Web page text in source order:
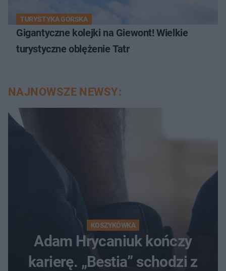
TURYSTYKA GÓRSKA
Gigantyczne kolejki na Giewont! Wielkie
turystyczne oblężenie Tatr
NAJNOWSZE NEWSY:
KOSZYKÓWKA
Adam Hrycaniuk kończy
karierę. „Bestia” schodzi z